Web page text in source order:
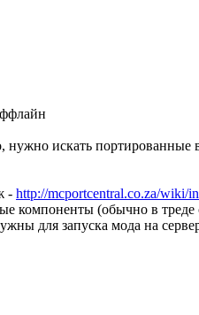
нужно искать портированные
- http://mcportcentral.co.za/wiki/
компоненты (обычно в треде
для запуска мода на